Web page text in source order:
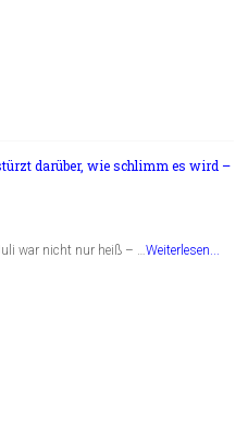
darüber, wie schlimm es wird –
war nicht nur heiß – …Weiterlesen...